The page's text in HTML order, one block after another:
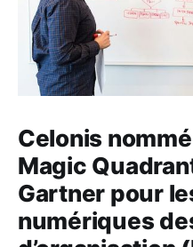
Celonis
Magic
Gartner pour
numériques